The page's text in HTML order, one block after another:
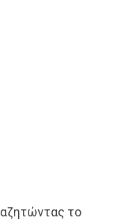
το